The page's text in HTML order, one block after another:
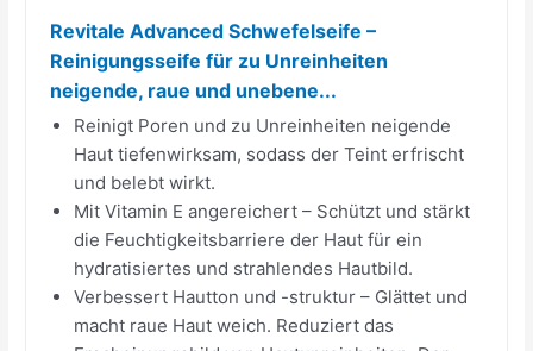
Revitale Advanced Schwefelseife –
Reinigungsseife für zu Unreinheiten
neigende, raue und unebene...
Reinigt Poren und zu Unreinheiten neigende
Haut tiefenwirksam, sodass der Teint erfrischt
und belebt wirkt.
Mit Vitamin E angereichert – Schützt und stärkt
die Feuchtigkeitsbarriere der Haut für ein
hydratisiertes und strahlendes Hautbild.
Verbessert Hautton und -struktur – Glättet und
macht raue Haut weich. Reduziert das